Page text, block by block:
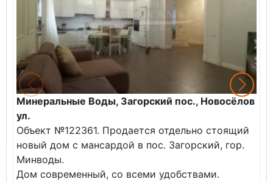
Минеральные Воды, Загорский пос., Новосёлов
ул.
Объект №122361. Продается отдельно стоящий
новый дом с мансардой в пос. Загорский, гор.
Минводы.
Дом современный, со всеми удобствами.